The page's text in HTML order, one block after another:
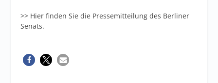
>> Hier finden Sie die Pressemitteilung des Berliner
Senats.